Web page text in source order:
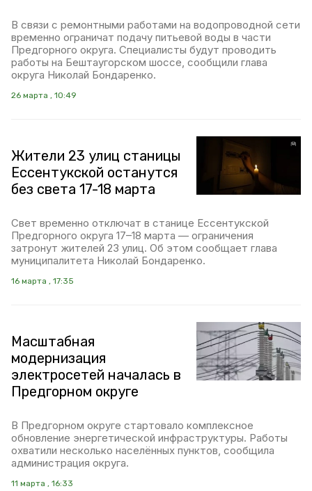
В связи с ремонтными работами на водопроводной сети
временно ограничат подачу питьевой воды в части
Предгорного округа. Специалисты будут проводить
работы на Бештаугорском шоссе, сообщили глава
округа Николай Бондаренко.
26 марта , 10:49
Жители 23 улиц станицы
Ессентукской останутся
без света 17-18 марта
Свет временно отключат в станице Ессентукской
Предгорного округа 17–18 марта — ограничения
затронут жителей 23 улиц. Об этом сообщает глава
муниципалитета Николай Бондаренко.
16 марта , 17:35
Масштабная
модернизация
электросетей началась в
Предгорном округе
В Предгорном округе стартовало комплексное
обновление энергетической инфраструктуры. Работы
охватили несколько населённых пунктов, сообщила
администрация округа.
11 марта , 16:33